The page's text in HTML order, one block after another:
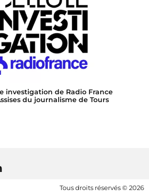
investigation de Radio France
du journalisme de Tours
Tous droits réservés © 2026